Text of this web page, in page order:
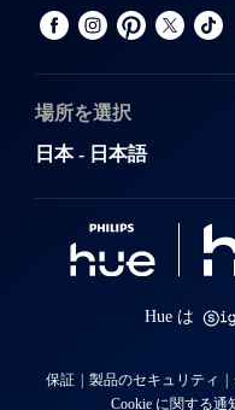
場所を選択
日本 - 日本語
Hue は
保証 製品のセキュリティ
Cookie に関する通